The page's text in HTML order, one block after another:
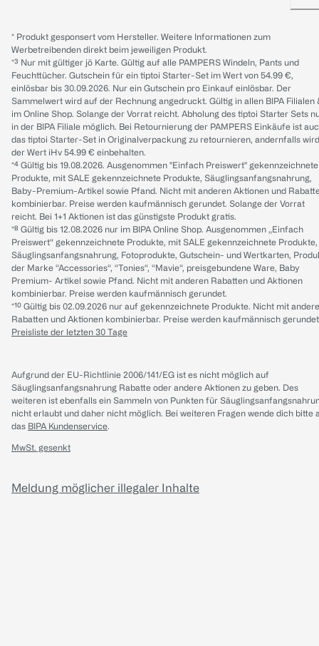
* Produkt gesponsert vom Hersteller. Weitere Informationen zum
Werbetreibenden direkt beim jeweiligen Produkt.
*³ Nur mit gültiger jö Karte. Gültig auf alle PAMPERS Windeln, Pants und
Feuchttücher. Gutschein für ein tiptoi Starter-Set im Wert von 54.99 €,
einlösbar bis 30.09.2026. Nur ein Gutschein pro Einkauf einlösbar. Der
Sammelwert wird auf der Rechnung angedruckt. Gültig in allen BIPA Filialen
im Online Shop. Solange der Vorrat reicht. Abholung des tiptoi Starter Sets
in der BIPA Filiale möglich. Bei Retournierung der PAMPERS Einkäufe ist
das tiptoi Starter-Set in Originalverpackung zu retournieren, andernfalls wird
der Wert iHv 54.99 € einbehalten.
*⁴ Gültig bis 19.08.2026. Ausgenommen "Einfach Preiswert" gekennzeichnete
Produkte, mit SALE gekennzeichnete Produkte, Säuglingsanfangsnahrung,
Baby-Premium-Artikel sowie Pfand. Nicht mit anderen Aktionen und
kombinierbar. Preise werden kaufmännisch gerundet. Solange der Vorrat
reicht. Bei 1+1 Aktionen ist das günstigste Produkt gratis.
*⁸ Gültig bis 12.08.2026 nur im BIPA Online Shop. Ausgenommen „Einfach
Preiswert“ gekennzeichnete Produkte, mit SALE gekennzeichnete Produkte,
Säuglingsanfangsnahrung, Fotoprodukte, Gutschein- und Wertkarten,
der Marke “Accessories“, “Tonies“, “Mavie“, preisgebundene Ware, Baby
Premium- Artikel sowie Pfand. Nicht mit anderen Rabatten und Aktionen
kombinierbar. Preise werden kaufmännisch gerundet.
*¹⁰ Gültig bis 02.09.2026 nur auf gekennzeichnete Produkte. Nicht mit
Rabatten und Aktionen kombinierbar. Preise werden kaufmännisch
Preisliste der letzten 30 Tage
Aufgrund der EU-Richtlinie 2006/141/EG ist es nicht möglich auf
Säuglingsanfangsnahrung Rabatte oder andere Aktionen zu geben. Des
weiteren ist ebenfalls ein Sammeln von Punkten für
nicht erlaubt und daher nicht möglich. Bei weiteren Fragen wende dich bitte
das BIPA Kundenservice.
MwSt. gesenkt
Meldung möglicher illegaler Inhalte